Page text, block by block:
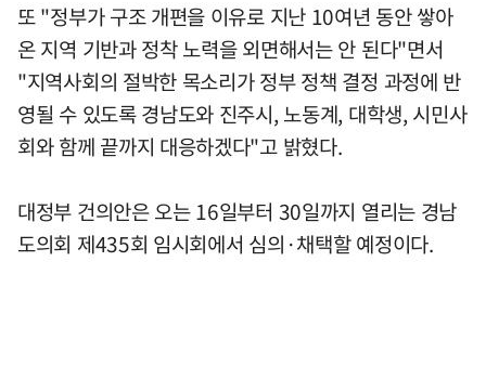
또 "정부가 구조 개편을 이유로 지난 10여년 동안 쌓아
온 지역 기반과 정착 노력을 외면해서는 안 된다"면서
"지역사회의 절박한 목소리가 정부 정책 결정 과정에 반
영될 수 있도록 경남도와 진주시, 노동계, 대학생, 시민사
회와 함께 끝까지 대응하겠다"고 밝혔다.
대정부 건의안은 오는 16일부터 30일까지 열리는 경남
도의회 제435회 임시회에서 심의·채택할 예정이다.